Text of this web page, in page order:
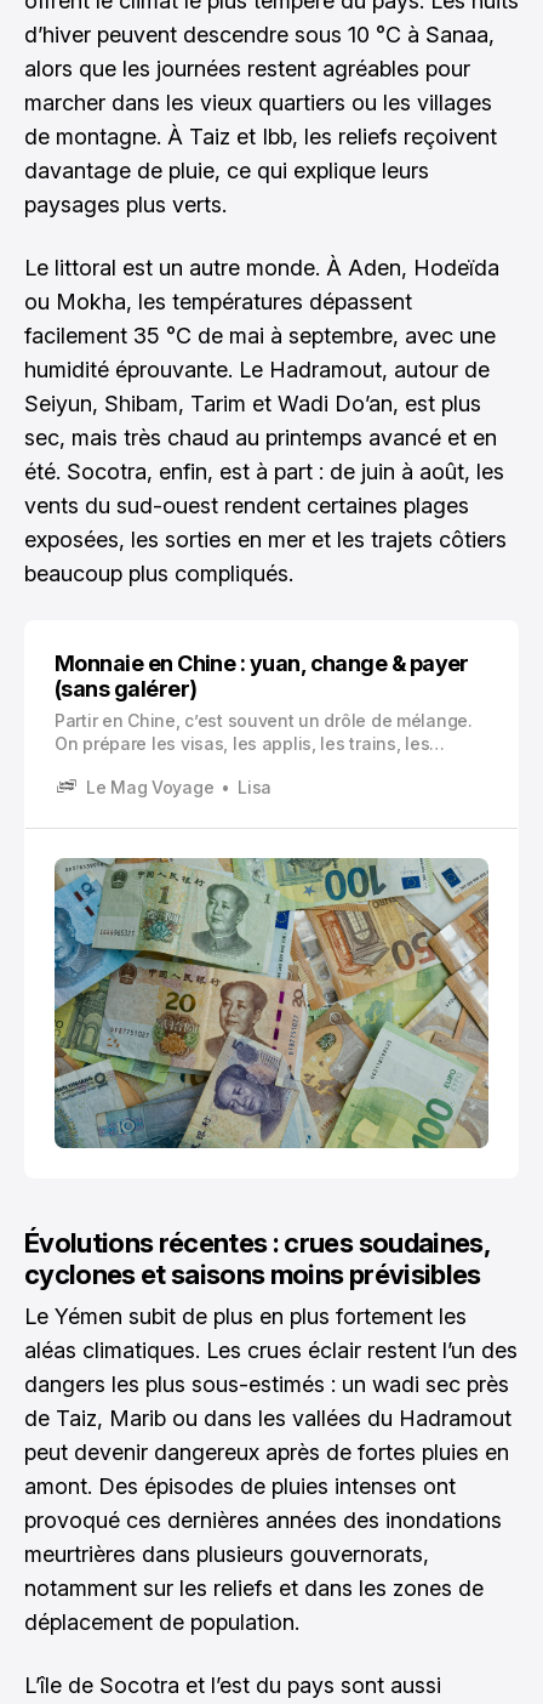
d’hiver peuvent descendre sous 10 °C à Sanaa,
alors que les journées restent agréables pour
marcher dans les vieux quartiers ou les villages
de montagne. À Taiz et Ibb, les reliefs reçoivent
davantage de pluie, ce qui explique leurs
paysages plus verts.
Le littoral est un autre monde. À Aden, Hodeïda
ou Mokha, les températures dépassent
facilement 35 °C de mai à septembre, avec une
humidité éprouvante. Le Hadramout, autour de
Seiyun, Shibam, Tarim et Wadi Do’an, est plus
sec, mais très chaud au printemps avancé et en
été. Socotra, enfin, est à part : de juin à août, les
vents du sud-ouest rendent certaines plages
exposées, les sorties en mer et les trajets côtiers
beaucoup plus compliqués.
Monnaie en Chine : yuan, change & payer
(sans galérer)
Partir en Chine, c’est souvent un drôle de mélange.
On prépare les visas, les applis, les trains, les
un café, on se rend compte qu’on n’a pas vraiment
Le Mag Voyage Lisa
Évolutions récentes : crues soudaines,
cyclones et saisons moins prévisibles
Le Yémen subit de plus en plus fortement les
aléas climatiques. Les crues éclair restent l’un des
dangers les plus sous-estimés : un wadi sec près
de Taiz, Marib ou dans les vallées du Hadramout
peut devenir dangereux après de fortes pluies en
amont. Des épisodes de pluies intenses ont
provoqué ces dernières années des inondations
meurtrières dans plusieurs gouvernorats,
notamment sur les reliefs et dans les zones de
déplacement de population.
L’île de Socotra et l’est du pays sont aussi